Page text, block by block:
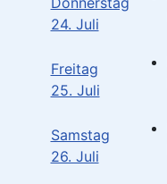
24. Juli
Freitag
25. Juli
Samstag
26. Juli